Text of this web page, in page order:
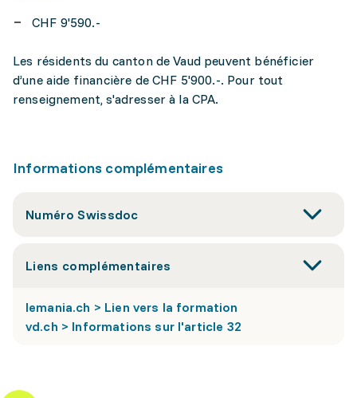
CHF 9'590.-
Les résidents du canton de Vaud peuvent bénéficier
d’une aide financière de CHF 5'900.-. Pour tout
renseignement, s'adresser à la CPA.
Informations complémentaires
Numéro Swissdoc
Liens complémentaires
lemania.ch > Lien vers la formation
vd.ch > Informations sur l'article 32